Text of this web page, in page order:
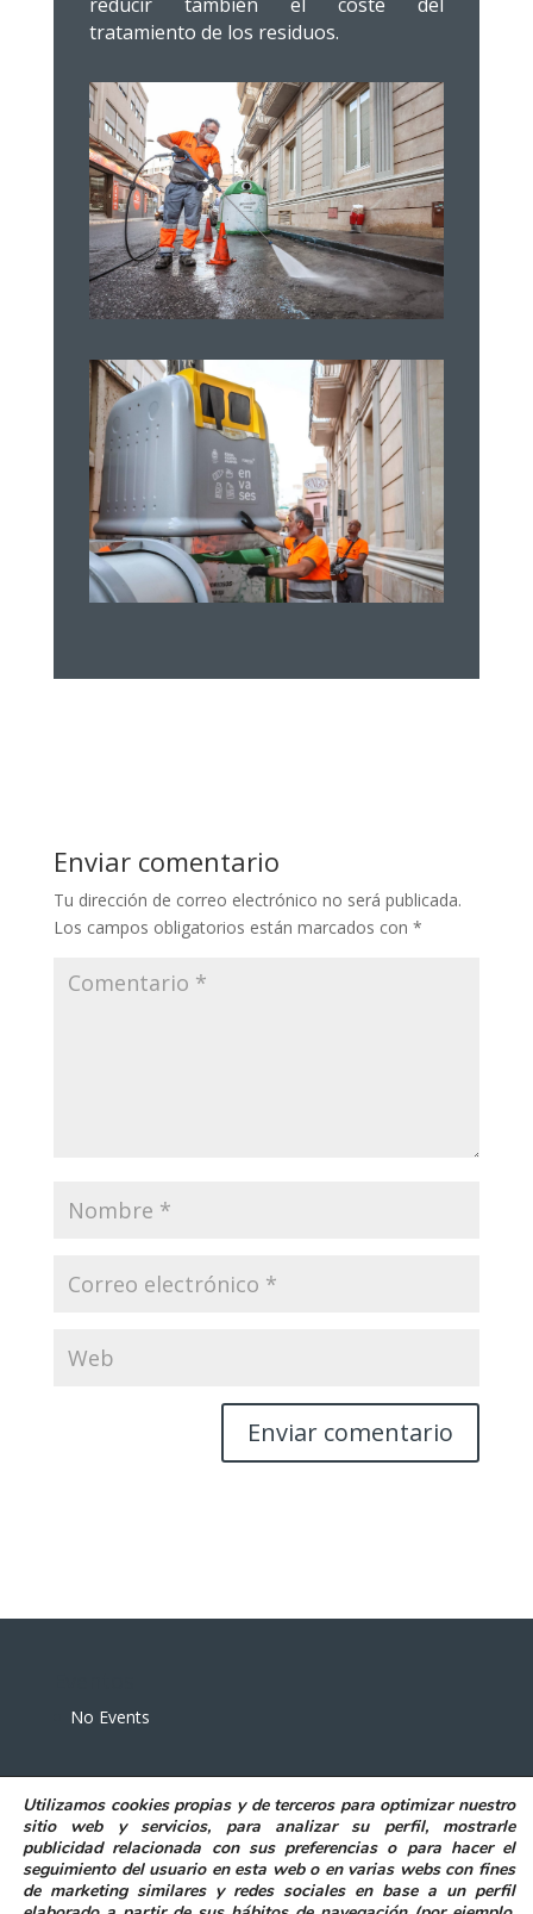
tratamiento de los residuos.
Enviar comentario
Tu dirección de correo electrónico no será publicada.
Los campos obligatorios están marcados con *
No Events
POLITICA DE PRIVACIDAD
AVISO LEGAL
POLITICA DE COOKIES
Utilizamos cookies propias y de terceros para optimizar nuestro
sitio web y servicios, para analizar su perfil, mostrarle
publicidad relacionada con sus preferencias o para hacer el
seguimiento del usuario en esta web o en varias webs con fines
de marketing similares y redes sociales en base a un perfil